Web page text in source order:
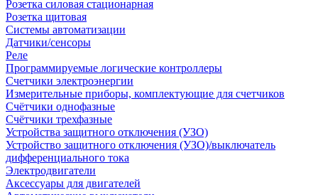
Розетка силовая стационарная
Розетка щитовая
Системы автоматизации
Датчики/сенсоры
Реле
Программируемые логические контроллеры
Счетчики электроэнергии
Измерительные приборы, комплектующие для счетчиков
Счётчики однофазные
Счётчики трехфазные
Устройства защитного отключения (УЗО)
Устройство защитного отключения (УЗО)/выключатель
дифференциального тока
Электродвигатели
Аксессуары для двигателей